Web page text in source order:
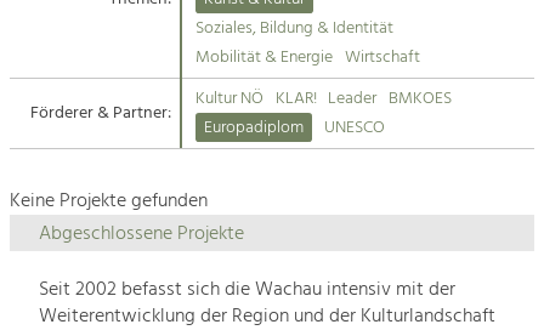
Suche
Impressum
Kontakt
Angebotsentwicklung und
Handwerk, Wissenschaft und Forschung.
Identität
Gleichberechtigung, Jugend und
Soziales, Bildung & Identität
Mobilität & Energie Wirtschaft
Förderer & Partner:
Kultur NÖ KLAR! Leader BMKOES
Europadiplom
UNESCO
Keine Projekte gefunden
Abgeschlossene Projekte
Seit 2002 befasst sich die Wachau intensiv mit der
Weiterentwicklung der Region und der Kulturlandschaft